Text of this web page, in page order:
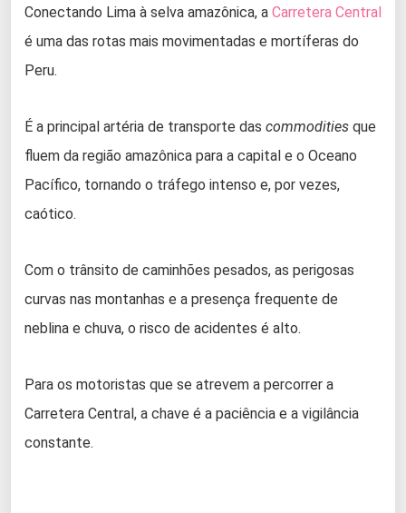
Conectando Lima à selva amazônica, a Carretera Central
é uma das rotas mais movimentadas e mortíferas do
Peru.
É a principal artéria de transporte das commodities que
fluem da região amazônica para a capital e o Oceano
Pacífico, tornando o tráfego intenso e, por vezes,
caótico.
Com o trânsito de caminhões pesados, as perigosas
curvas nas montanhas e a presença frequente de
neblina e chuva, o risco de acidentes é alto.
Para os motoristas que se atrevem a percorrer a
Carretera Central, a chave é a paciência e a vigilância
constante.